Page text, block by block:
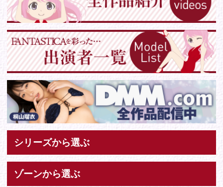
Tweets by IDOL_VR
お問い合わせ